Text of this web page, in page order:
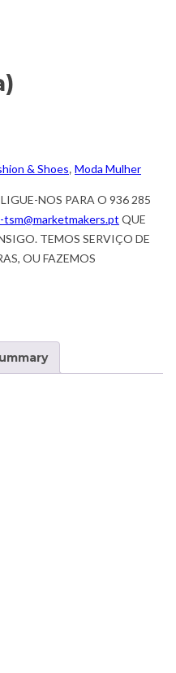
& Shoes, Moda Mulher
LIGUE-NOS PARA O 936 285
QUE
TEMOS SERVIÇO DE
OU FAZEMOS